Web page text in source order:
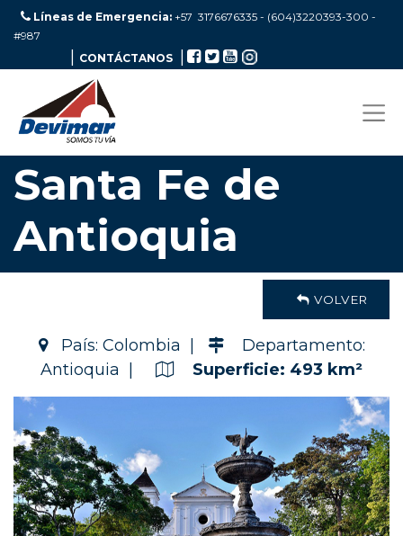
Líneas de Emergencia: +57 3176676335 - (604)3220393-300 -
#987
CONTÁCTANOS
Santa Fe de
Antioquia
VOLVER
País: Colombia |
Departamento:
Antioquia |
Superficie: 493 km²